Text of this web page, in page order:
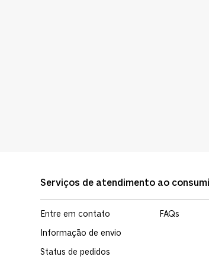
Serviços de atendimento ao
Entre em contato
Informação de envio
Status de pedidos
FAQs